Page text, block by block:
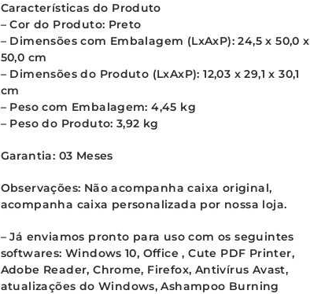
Características do Produto
– Cor do Produto: Preto
– Dimensões com Embalagem (LxAxP): 24,5 x 50,0 x
50,0 cm
– Dimensões do Produto (LxAxP): 12,03 x 29,1 x 30,1
cm
– Peso com Embalagem: 4,45 kg
– Peso do Produto: 3,92 kg
Garantia: 03 Meses
Observações: Não acompanha caixa original,
acompanha caixa personalizada por nossa loja.
– Já enviamos pronto para uso com os seguintes
softwares: Windows 10, Office , Cute PDF Printer,
Adobe Reader, Chrome, Firefox, Antivírus Avast,
atualizações do Windows, Ashampoo Burning